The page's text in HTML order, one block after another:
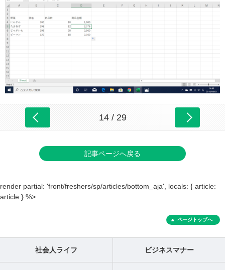
14 / 29
記事ページへ戻る
render partial: 'front/freshers/sp/articles/bottom_aja', locals: { article:
article } %>
ページトップへ
社会人ライフ ビジネスマナー